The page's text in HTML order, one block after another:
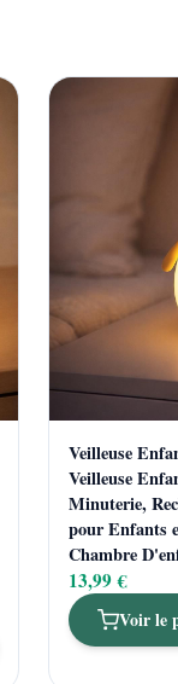
Veilleuse
Veilleuse
Minuterie,
pour Enfants
Chambre
13,99 €
Voir le